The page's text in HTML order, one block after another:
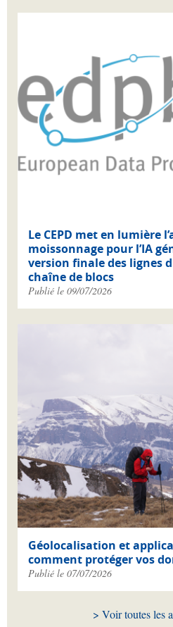
Le CEPD met en lumière
moissonnage pour l’IA
version finale des lignes
chaîne de blocs
Publié le 09/07/2026
Géolocalisation et
comment protéger vos
Publié le 07/07/2026
Voir toutes les